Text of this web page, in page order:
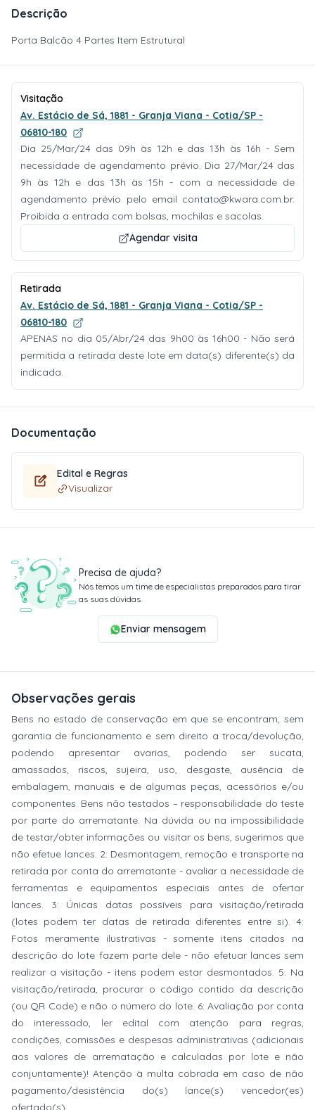
Descrição
Porta Balcão 4 Partes Item Estrutural
Visitação
Av. Estácio de Sá, 1881 - Granja Viana - Cotia/SP -
06810-180
Dia 25/Mar/24 das 09h às 12h e das 13h às 16h - Sem
necessidade de agendamento prévio. Dia 27/Mar/24 das
9h às 12h e das 13h às 15h - com a necessidade de
agendamento prévio pelo email contato@kwara.com.br.
Proibida a entrada com bolsas, mochilas e sacolas.
Agendar visita
Retirada
Av. Estácio de Sá, 1881 - Granja Viana - Cotia/SP -
06810-180
APENAS no dia 05/Abr/24 das 9h00 às 16h00 - Não será
permitida a retirada deste lote em data(s) diferente(s) da
indicada.
Documentação
Edital e Regras
Visualizar
Precisa de ajuda?
Nós temos um time de especialistas preparados para tirar
as suas dúvidas.
Enviar mensagem
Observações gerais
Bens no estado de conservação em que se encontram, sem
garantia de funcionamento e sem direito a troca/devolução,
podendo apresentar avarias, podendo ser sucata,
amassados, riscos, sujeira, uso, desgaste, ausência de
embalagem, manuais e de algumas peças, acessórios e/ou
componentes. Bens não testados – responsabilidade do teste
por parte do arrematante. Na dúvida ou na impossibilidade
de testar/obter informações ou visitar os bens, sugerimos que
não efetue lances. 2: Desmontagem, remoção e transporte na
retirada por conta do arrematante - avaliar a necessidade de
ferramentas e equipamentos especiais antes de ofertar
lances. 3: Únicas datas possíveis para visitação/retirada
(lotes podem ter datas de retirada diferentes entre si). 4:
Fotos meramente ilustrativas - somente itens citados na
descrição do lote fazem parte dele - não efetuar lances sem
realizar a visitação - itens podem estar desmontados. 5: Na
visitação/retirada, procurar o código contido da descrição
(ou QR Code) e não o número do lote. 6: Avaliação por conta
do interessado, ler edital com atenção para regras,
condições, comissões e despesas administrativas (adicionais
aos valores de arrematação e calculadas por lote e não
conjuntamente)! Atenção à multa cobrada em caso de não
pagamento/desistência do(s) lance(s) vencedor(es)
ofertado(s).